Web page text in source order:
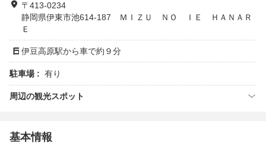
〒413-0234
静岡県伊東市池614-187 ＭＩＺＵ ＮＯ ＩＥ ＨＡＮＡＲ
Ｅ
伊豆高原駅から車で約９分
駐車場 : 有り
周辺の観光スポット
基本情報